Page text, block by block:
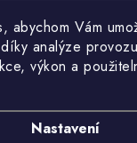
abychom Vám
analýze
výkon a
Nastavení